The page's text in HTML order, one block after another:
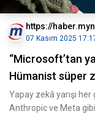
https://
07 Kasım 2025
“Microsoft’tan
Hümanist süper
Yapay zekâ yarışı her
Anthropic ve Meta